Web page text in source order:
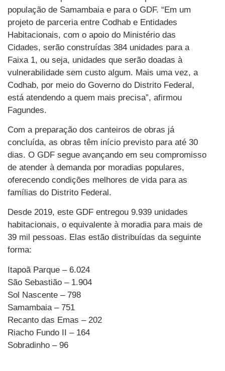
população de Samambaia e para o GDF. “Em um
projeto de parceria entre Codhab e Entidades
Habitacionais, com o apoio do Ministério das
Cidades, serão construídas 384 unidades para a
Faixa 1, ou seja, unidades que serão doadas à
vulnerabilidade sem custo algum. Mais uma vez, a
Codhab, por meio do Governo do Distrito Federal,
está atendendo a quem mais precisa”, afirmou
Fagundes.
Com a preparação dos canteiros de obras já
concluída, as obras têm início previsto para até 30
dias. O GDF segue avançando em seu compromisso
de atender à demanda por moradias populares,
oferecendo condições melhores de vida para as
famílias do Distrito Federal.
Desde 2019, este GDF entregou 9.939 unidades
habitacionais, o equivalente à moradia para mais de
39 mil pessoas. Elas estão distribuídas da seguinte
forma:
Itapoã Parque – 6.024
São Sebastião – 1.904
Sol Nascente – 798
Samambaia – 751
Recanto das Emas – 202
Riacho Fundo II – 164
Sobradinho – 96